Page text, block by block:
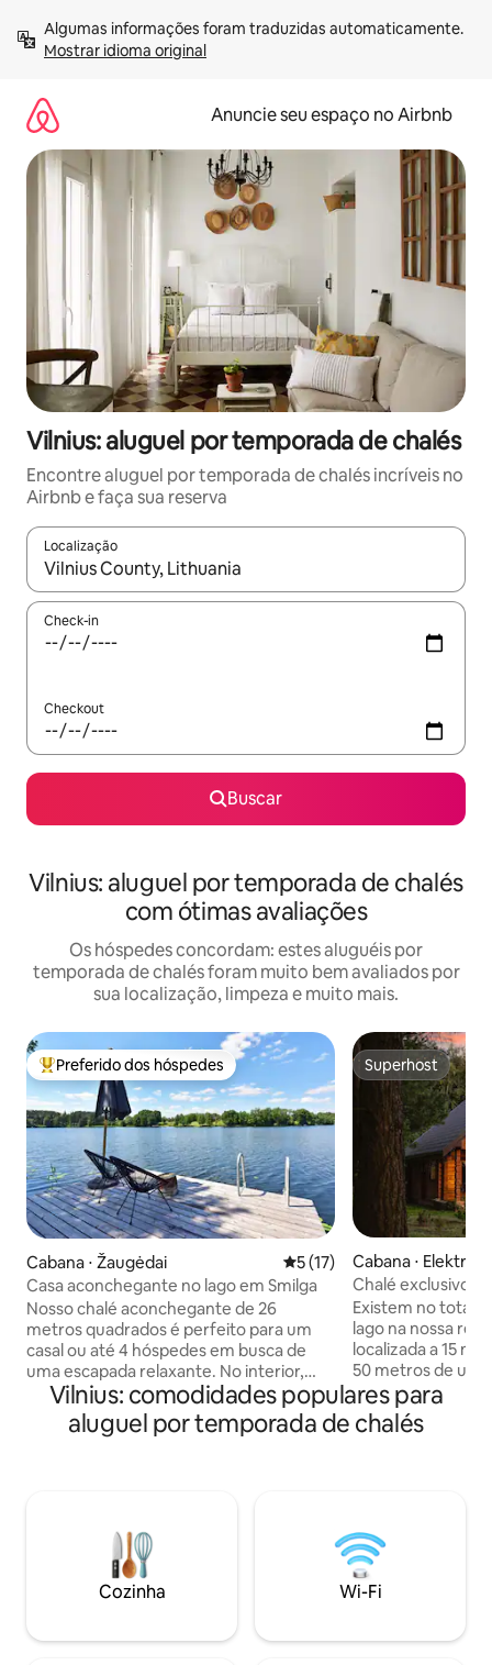
para
Mostrar idioma original
Anuncie seu espaço no Airbnb
Vilnius: aluguel por temporada de chalés
Encontre aluguel por temporada de chalés incríveis no
Airbnb e faça sua reserva
Localização
Quando os resultados estiverem disponíveis, explore-os
Check-in
Checkout
Buscar
Vilnius: aluguel por temporada de chalés
com ótimas avaliações
Os hóspedes concordam: estes aluguéis por
temporada de chalés foram muito bem avaliados por
sua localização, limpeza e muito mais.
Entre os melhores preferidos dos hóspedes
Preferido dos hóspedes
Cabana ⋅ Žaugėdai 5 de uma avaliação média
5 (17)
Casa aconchegante no lago em Smilga
Nosso chalé aconchegante de 26
metros quadrados é perfeito para um
casal ou até 4 hóspedes em busca de
uma escapada relaxante. No interior,
você encontrará uma kitchenette, uma
área de jantar, uma cama de casal,
opções de dormitório adicionais e um
aconchego. O amplo terraço coberto é
perfeito para o café da manhã ou para
relaxar à noite. A banheira de
hidromassagem ao lado do terraço
aconchegantes sob o céu aberto (preço:
Superhost
Superhost
Cabana ⋅
Chalé exclusivo
do lago
Existem no total
lago na nossa
localizada a 15
50 metros de um
floresta. O chalé
comodidades
também pode
tocar música ao
Também
hidromassagem
€ 120. A loja mais
Vilnius: comodidades populares para
aluguel por temporada de chalés
Cozinha Wi-Fi